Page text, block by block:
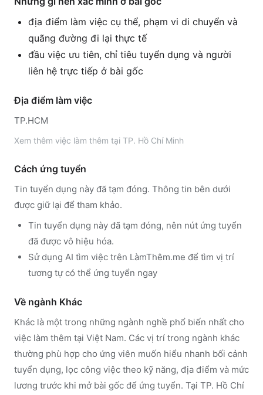
địa điểm làm việc cụ thể, phạm vi di chuyển và
quãng đường đi lại thực tế
đầu việc ưu tiên, chỉ tiêu tuyển dụng và người
liên hệ trực tiếp ở bài gốc
Địa điểm làm việc
TP.HCM
Xem thêm việc làm thêm tại TP. Hồ Chí Minh
Cách ứng tuyển
Tin tuyển dụng này đã tạm đóng. Thông tin bên dưới
được giữ lại để tham khảo.
Tin tuyển dụng này đã tạm đóng, nên nút ứng tuyển
đã được vô hiệu hóa.
Sử dụng AI tìm việc trên LàmThêm.me để tìm vị trí
tương tự có thể ứng tuyển ngay
Về ngành Khác
Khác là một trong những ngành nghề phổ biến nhất cho
việc làm thêm tại Việt Nam. Các vị trí trong ngành khác
thường phù hợp cho ứng viên muốn hiểu nhanh bối cảnh
tuyển dụng, lọc công việc theo kỹ năng, địa điểm và mức
lương trước khi mở bài gốc để ứng tuyển. Tại TP. Hồ Chí